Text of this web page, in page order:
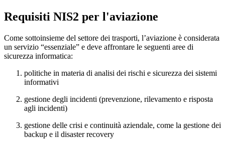
Requisiti NIS2 per l'aviazione
Come sottoinsieme del settore dei trasporti, l’aviazione è considerata
un servizio “essenziale” e deve affrontare le seguenti aree di
sicurezza informatica:
politiche in materia di analisi dei rischi e sicurezza dei sistemi
informativi
gestione degli incidenti (prevenzione, rilevamento e risposta
agli incidenti)
gestione delle crisi e continuità aziendale, come la gestione dei
backup e il disaster recovery